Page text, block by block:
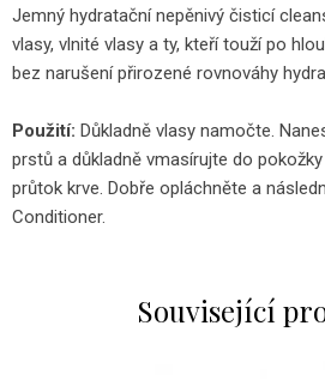
Jemný hydratační nepěnivý čisticí
vlasy, vlnité vlasy a ty, kteří touží po
bez narušení přirozené rovnováhy
Použití: Důkladně vlasy namočte.
prstů a důkladně vmasírujte do
průtok krve. Dobře opláchněte a
Conditioner.
Související